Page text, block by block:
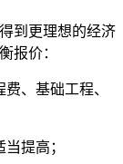
到更理想的经济
报价：
、基础工程、
提高；